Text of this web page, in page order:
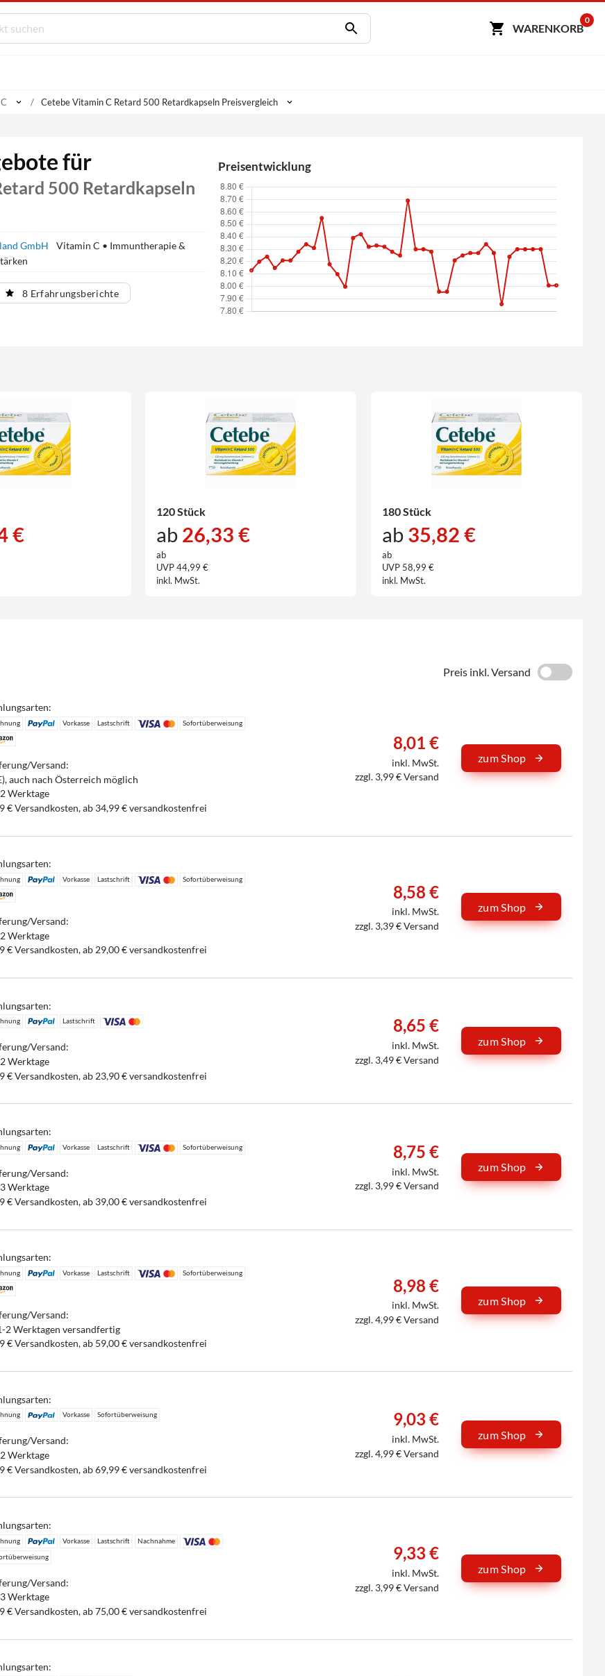
WARENKORB
0
Cetebe Vitamin C Retard 500 Retardkapseln Preisvergleich
für
500 Retardkapseln
GmbH
Vitamin C • Immuntherapie &
8 Erfahrungsberichte
Preisentwicklung
€
120 Stück
ab 26,33 €
ab
UVP 44,99 €
inkl. MwSt.
180 Stück
ab 35,82 €
ab
UVP 58,99 €
inkl. MwSt.
Preis inkl. Versand
Vorkasse Lastschrift Sofortüberweisung
Versand:
auch nach Österreich möglich
Werktage
€ Versandkosten, ab 34,99 € versandkostenfrei
8,01 €
inkl. MwSt.
zzgl. 3,99 € Versand
zum Shop
Vorkasse Lastschrift Sofortüberweisung
Versand:
Werktage
€ Versandkosten, ab 29,00 € versandkostenfrei
8,58 €
inkl. MwSt.
zzgl. 3,39 € Versand
zum Shop
Lastschrift
Versand:
Werktage
€ Versandkosten, ab 23,90 € versandkostenfrei
8,65 €
inkl. MwSt.
zzgl. 3,49 € Versand
zum Shop
Vorkasse Lastschrift Sofortüberweisung
Versand:
Werktage
€ Versandkosten, ab 39,00 € versandkostenfrei
8,75 €
inkl. MwSt.
zzgl. 3,99 € Versand
zum Shop
Vorkasse Lastschrift Sofortüberweisung
Versand:
2 Werktagen versandfertig
€ Versandkosten, ab 59,00 € versandkostenfrei
8,98 €
inkl. MwSt.
zzgl. 4,99 € Versand
zum Shop
Vorkasse Sofortüberweisung
Versand:
Werktage
€ Versandkosten, ab 69,99 € versandkostenfrei
9,03 €
inkl. MwSt.
zzgl. 4,99 € Versand
zum Shop
Vorkasse Lastschrift
Nachnahme
Versand:
Werktage
€ Versandkosten, ab 75,00 € versandkostenfrei
9,33 €
inkl. MwSt.
zzgl. 3,99 € Versand
zum Shop